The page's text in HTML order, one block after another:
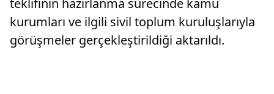
kurumları ve ilgili sivil toplum kuruluşlarıyla
görüşmeler gerçekleştirildiği aktarıldı.